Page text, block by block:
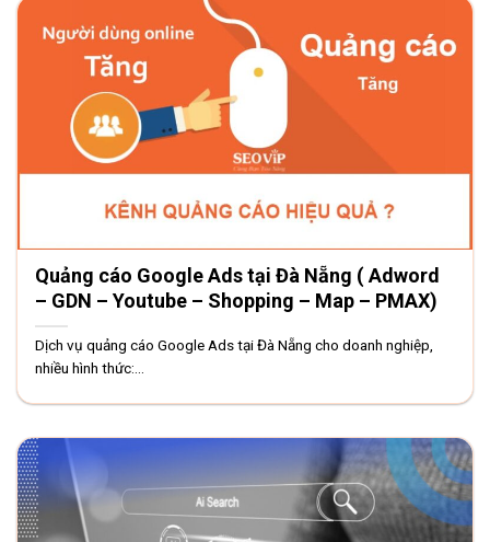
Quảng cáo Google Ads tại Đà Nẵng ( Adword
– GDN – Youtube – Shopping – Map – PMAX)
Dịch vụ quảng cáo Google Ads tại Đà Nẵng cho doanh nghiệp,
nhiều hình thức:...